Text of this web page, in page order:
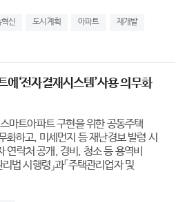
신 도시계획 아파트 재개발
에‘전자결재시스템’사용 의무화
마트아파트 구현을 위한 공동주택
화하고, 미세먼지 등 재난경보 발령 시
연락처 공개, 경비, 청소 등 용역비
법 시행령」과「주택관리업자 및